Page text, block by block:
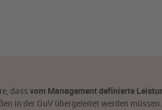
dassvom Management definierte
in der GuV übergeleitet werden müssen.